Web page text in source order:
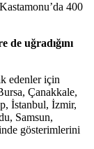
400
de uğradığını
edenler için
Çanakkale,
İstanbul, İzmir,
Samsun,
gösterimlerini